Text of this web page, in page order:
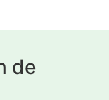
de